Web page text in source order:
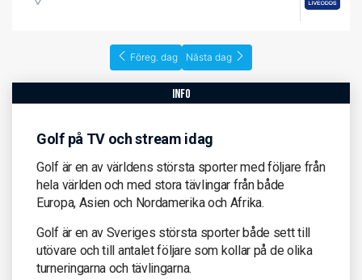
Föreg. dag Nästa dag
info
Golf på TV och stream idag
Golf är en av världens största sporter med följare från
hela världen och med stora tävlingar från både
Europa, Asien och Nordamerika och Afrika.
Golf är en av Sveriges största sporter både sett till
utövare och till antalet följare som kollar på de olika
turneringarna och tävlingarna.